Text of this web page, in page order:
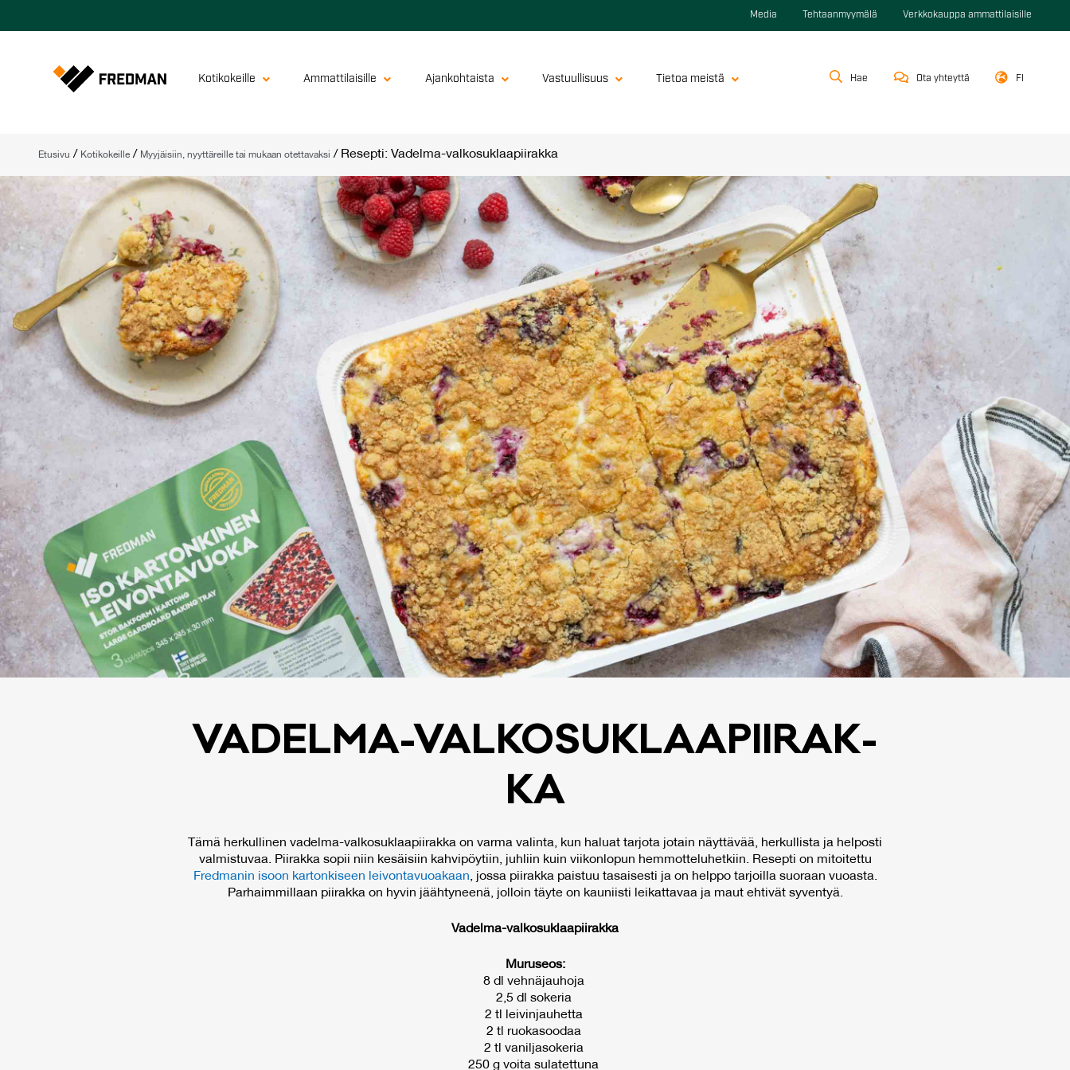
Media Tehtaanmyymälä Verkkokauppa ammattilaisille
Kotikokeille Ammattilaisille Ajankohtaista Vastuullisuus Tietoa meistä Hae Ota yhteyttä FI
Etusivu / Kotikokeille / Myyjäisiin, nyyttäreille tai mukaan otettavaksi / Resepti: Vadelma-valkosuklaapiirakka
VA­DEL­MA-VAL­KO­SUK­LAA­PII­RAK­
KA
Tämä herkullinen vadelma-valkosuklaapiirakka on varma valinta, kun haluat tarjota jotain näyttävää, herkullista ja helposti
valmistuvaa. Piirakka sopii niin kesäisiin kahvipöytiin, juhliin kuin viikonlopun hemmotteluhetkiin. Resepti on mitoitettu
Fredmanin isoon kartonkiseen leivontavuoakaan, jossa piirakka paistuu tasaisesti ja on helppo tarjoilla suoraan vuoasta.
Parhaimmillaan piirakka on hyvin jäähtyneenä, jolloin täyte on kauniisti leikattavaa ja maut ehtivät syventyä.
Vadelma-valkosuklaapiirakka
Muruseos:
8 dl vehnäjauhoja
2,5 dl sokeria
2 tl leivinjauhetta
2 tl ruokasoodaa
2 tl vaniljasokeria
250 g voita sulatettuna